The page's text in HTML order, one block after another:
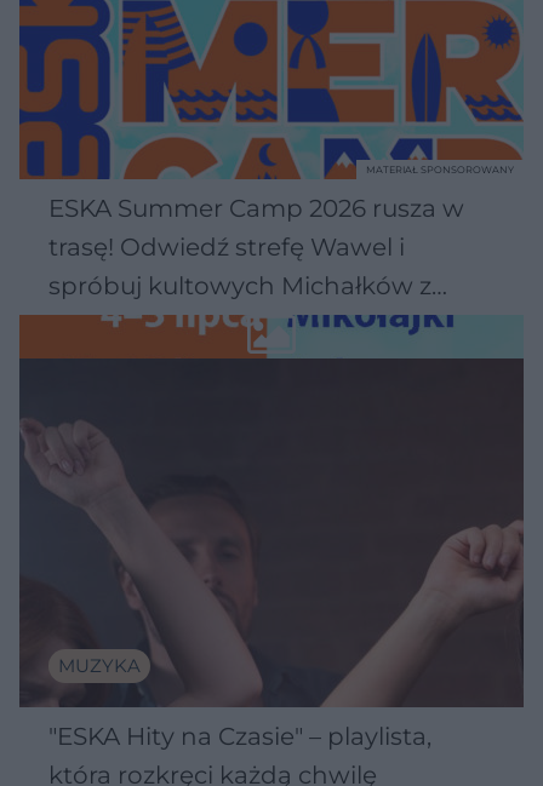
ESKA Summer Camp 2026 rusza w
trasę! Odwiedź strefę Wawel i
spróbuj kultowych Michałków z
Wawelu
MATERIAŁ SPONSOROWANY
MUZYKA
"ESKA Hity na Czasie" – playlista,
która rozkręci każdą chwilę